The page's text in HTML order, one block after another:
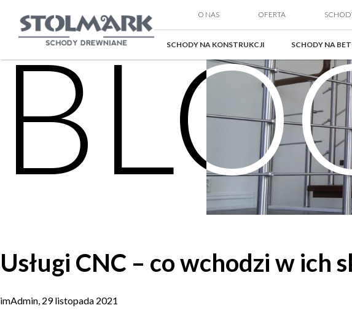
O NAS OFERTA
SCHODY NA KONSTRUKCJI SCHODY NA
Usługi CNC – co wchodzi w ich
imAdmin, 29 listopada 2021